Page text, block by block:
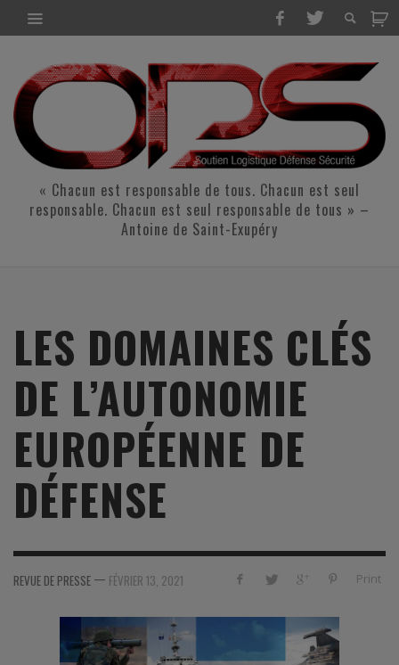
« Chacun est responsable de tous. Chacun est seul
responsable. Chacun est seul responsable de tous » –
Antoine de Saint-Exupéry
LES DOMAINES CLÉS
DE L’AUTONOMIE
EUROPÉENNE DE
DÉFENSE
Print
REVUE DE PRESSE — FÉVRIER 13, 2021